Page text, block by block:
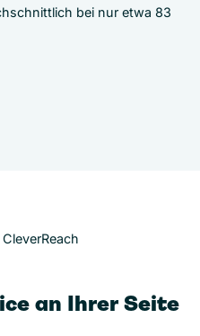
bei nur etwa 83
an Ihrer Seite